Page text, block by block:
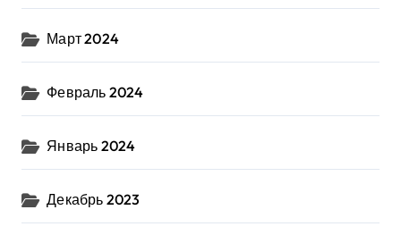
Март 2024
Февраль 2024
Январь 2024
Декабрь 2023